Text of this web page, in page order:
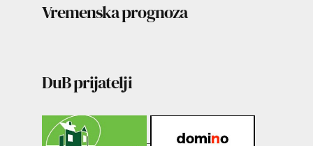
Vremenska prognoza
DuB prijatelji